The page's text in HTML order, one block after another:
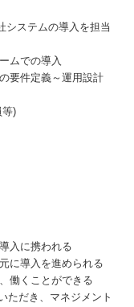
システムの導入を担当
ムでの導入
要件定義～運用設計
等)
入に携われる
に導入を進められる
働くことができる
ただき、マネジメント